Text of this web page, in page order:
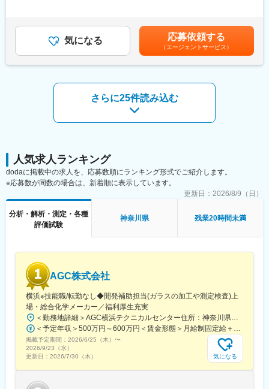
特定計量証明事業者 )など多数の機関に認定を受けた検査機関で
す。
社。直近では、サービス品質を見える化した経済産業省の「おも
てなし規格認証（紺認証）」を取得。分析事業者でありながら高
品質なサービスを提供する企業として認定されるのは極めて稀
で、全従業員のサービス向上の改善に取り組んでいます。同社は
いち早くロボットへの自動化に舵を切り、生産性向上と省力化を
た。社員が働きやすい職場環境作りや、短縮した労働時間を顧客
満足度向上への社員教育などに充てることができ、結果として前
述した認証取得へのきっかけを作りました。これからも社員のモ
チベーションアップにつながる職場環境づくりに全力で取り組ん
でいます。
変更の範囲：会社の定める業務
て上下する可能性があります。月給(月額)は固定手当を含めた表記
です。 気になる 応募依頼する
（エージェントサービス）
さらに25件読み込む
人気求人ランキング
dodaに掲載中の求人を、応募数順にランキング形式でご紹介します。
※応募数が同数の場合は、新着順に表示しています。
更新日： 2026/8/9（日）
分析・解析・測定・各種
評価試験
神奈川県 残業20時間未満
AGC株式会社
横浜※技能職/転勤なし◆開発補助担当(ガラスの加工や測定検査)上
場・総合化学メーカー／福利厚生充実
＜勤務地詳細＞AGC横浜テクニカルセンター住所：神奈川県横浜市鶴見区末広町1-1 勤務地最寄駅：JR線／弁天橋駅受動喫煙対策：敷地内喫煙可能場所あり変更の範囲：無
＜予定年収＞500万円～600万円＜賃金形態＞月給制固定給＋業績給＜賃金内訳＞月額（基本給）：280,000円～350,000円＜月給＞280,000円～350,000円＜昇給有無＞有＜残業手当＞有＜給与補足＞※上記はあくまで最低保証額です。実際にはこれまでの経験やスキルを考慮の上、決定します。年収には残業代は含めておりません。■昇給：年1回■賞与：年2回賃金はあくまでも目安の金額であり、選考を通じて上下する可能性があります。月給(月額)は固定手当を含めた表記です。
掲載予定期間： 2026/6/25（木） 〜
2026/9/23（水）
更新日： 2026/7/30（木） 気になる